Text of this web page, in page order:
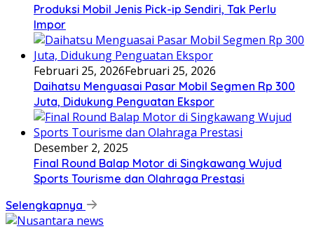
Produksi Mobil Jenis Pick-ip Sendiri, Tak Perlu
Impor
Februari 25, 2026Februari 25, 2026
Daihatsu Menguasai Pasar Mobil Segmen Rp 300
Juta, Didukung Penguatan Ekspor
Desember 2, 2025
Final Round Balap Motor di Singkawang Wujud
Sports Tourisme dan Olahraga Prestasi
Selengkapnya